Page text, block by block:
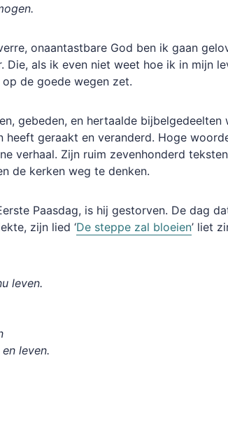
onaantastbare God ben ik gaan
Die, als ik even niet weet hoe ik in mijn
de goede wegen zet.
gebeden, en hertaalde bijbelgedeelten
heeft geraakt en veranderd. Hoge
verhaal. Zijn ruim zevenhonderd
de kerken weg te denken.
Paasdag, is hij gestorven. De dag
zijn lied ‘De steppe zal bloeien’ liet
leven.
leven.